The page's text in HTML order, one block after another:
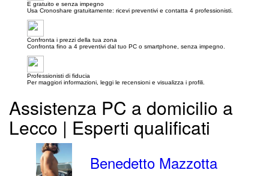
E gratuito e senza impegno
Usa Cronoshare gratuitamente: ricevi preventivi e contatta 4 professionisti.
Confronta i prezzi della tua zona
Confronta fino a 4 preventivi dal tuo PC o smartphone, senza impegno.
Professionisti di fiducia
Per maggiori informazioni, leggi le recensioni e visualizza i profili.
Assistenza PC a domicilio a
Lecco | Esperti qualificati
Benedetto Mazzotta